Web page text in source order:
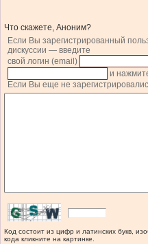
Что скажете, Аноним?
Если Вы зарегистрированный
дискуссии — введите
свой логин (email)
и
Если Вы еще не
Код состоит из цифр и латинских букв,
кода кликните на картинке.